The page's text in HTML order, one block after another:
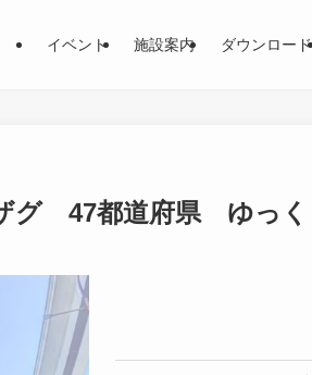
イベント 施設案内 ダウンロード
グ 47都道府県 ゆっく